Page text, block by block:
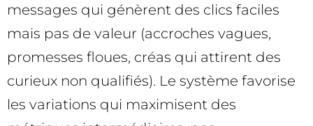
messages qui génèrent des clics faciles
mais pas de valeur (accroches vagues,
promesses floues, créas qui attirent des
curieux non qualifiés). Le système favorise
les variations qui maximisent des